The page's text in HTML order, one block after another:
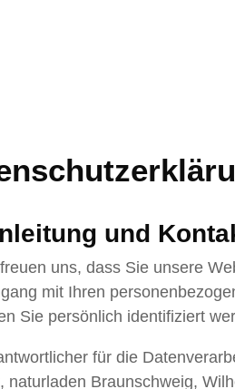
und
uns, dass Sie unsere
mit Ihren
Sie persönlich identifiziert
für die
naturladen Braunschweig,